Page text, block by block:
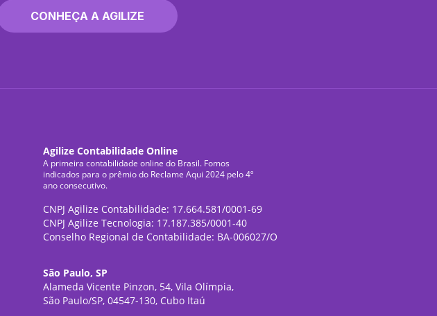
CONHEÇA A AGILIZE
Agilize Contabilidade Online
A primeira contabilidade online do Brasil. Fomos
indicados para o prêmio do Reclame Aqui 2024 pelo 4º
ano consecutivo.
CNPJ Agilize Contabilidade: 17.664.581/0001-69
CNPJ Agilize Tecnologia: 17.187.385/0001-40
Conselho Regional de Contabilidade: BA-006027/O
São Paulo, SP
Alameda Vicente Pinzon, 54, Vila Olímpia,
São Paulo/SP, 04547-130, Cubo Itaú